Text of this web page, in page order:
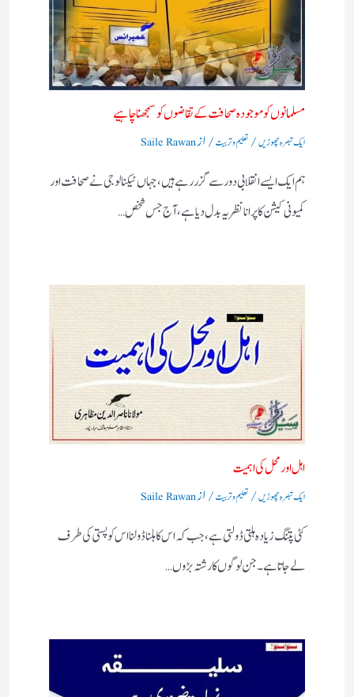
مسلمانوں کو موجودہ صحافت کے تقاضوں کو سمجھنا چاہیے
ایک تبصرہ چھوڑیں/ تعلیم و تربیت/ ازSaile Rawan
ہم ایک ایسے انقلابی دور سے گزر رہے ہیں، جہاں ٹیکنالوجی نے صحافت اور
کمیونی کیشن کا پرانا نظریہ بدل دیا ہے، آج جس شخص…
اہل اورمحل کی اہمیت
ایک تبصرہ چھوڑیں/ تعلیم و تربیت/ ازSaile Rawan
کٹی پتنگ زیادہ ہلتی ڈولتی ہے ، جب کہ اس کا ہلنا ڈولنا اس کو پستی کی طرف
لے جاتا ہے۔جن لوگوں کا رشتہ بڑوں…